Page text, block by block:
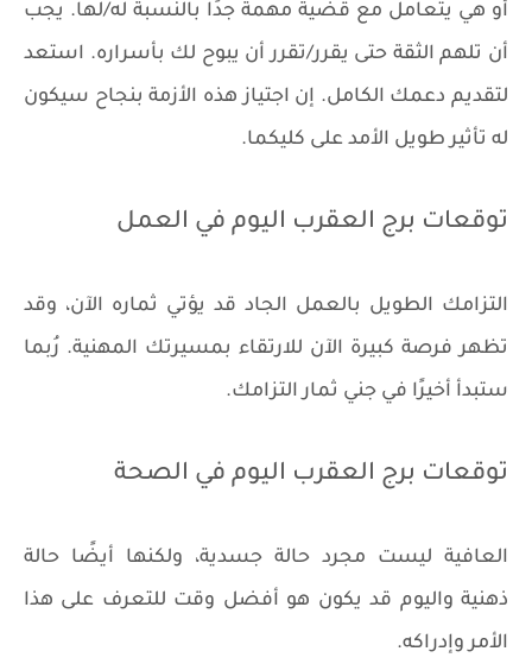
أو هي يتعامل مع قضية مهمة جدًا بالنسبة له/لها. يجب
أن تلهم الثقة حتى يقرر/تقرر أن يبوح لك بأسراره. استعد
لتقديم دعمك الكامل. إن اجتياز هذه الأزمة بنجاح سيكون
له تأثير طويل الأمد على كليكما.
توقعات برج العقرب اليوم في العمل
التزامك الطويل بالعمل الجاد قد يؤتي ثماره الآن، وقد
تظهر فرصة كبيرة الآن للارتقاء بمسيرتك المهنية. رُبما
ستبدأ أخيرًا في جني ثمار التزامك.
توقعات برج العقرب اليوم في الصحة
العافية ليست مجرد حالة جسدية، ولكنها أيضًا حالة
ذهنية واليوم قد يكون هو أفضل وقت للتعرف على هذا
الأمر وإدراكه.